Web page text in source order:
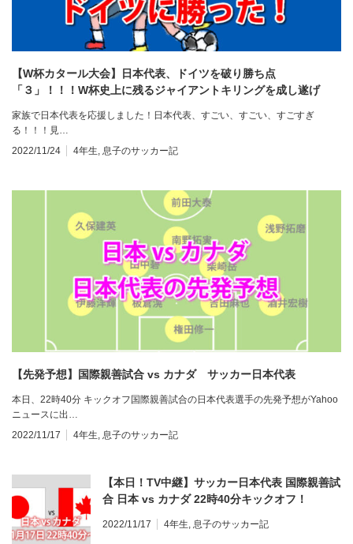
【W杯カタール大会】日本代表、ドイツを破り勝ち点
「３」！！！W杯史上に残るジャイアントキリングを成し遂げ
家族で日本代表を応援しました！日本代表、すごい、すごい、すごすぎ
る！！！見…
2022/11/24
4年生, 息子のサッカー記
【先発予想】国際親善試合 vs カナダ サッカー日本代表
本日、22時40分 キックオフ国際親善試合の日本代表選手の先発予想がYahoo
ニュースに出…
2022/11/17
4年生, 息子のサッカー記
【本日！TV中継】サッカー日本代表 国際親善試
合 日本 vs カナダ 22時40分キックオフ！
2022/11/17 4年生, 息子のサッカー記